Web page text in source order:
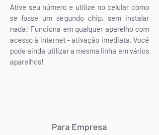
Ative seu número e utilize no celular como
se fosse um segundo chip, sem instalar
nada! Funciona em qualquer aparelho com
acesso à internet - ativação imediata. Você
pode ainda utilizar a mesma linha em vários
aparelhos!
Para Empresa